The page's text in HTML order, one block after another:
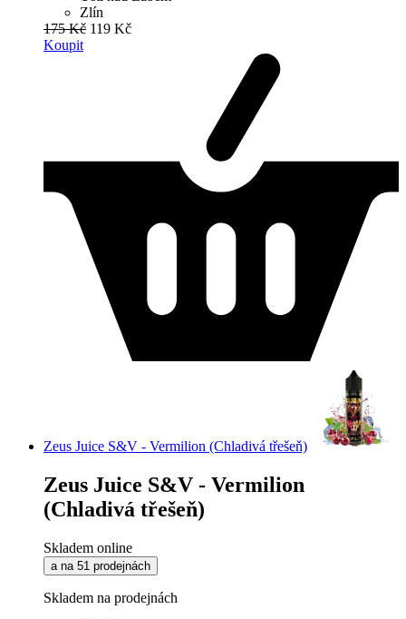
Zlín
175 Kč 119 Kč
Koupit
Zeus Juice S&V - Vermilion (Chladivá třešeň)
Zeus Juice S&V - Vermilion
(Chladivá třešeň)
Skladem online
a na 51 prodejnách
Skladem na prodejnách